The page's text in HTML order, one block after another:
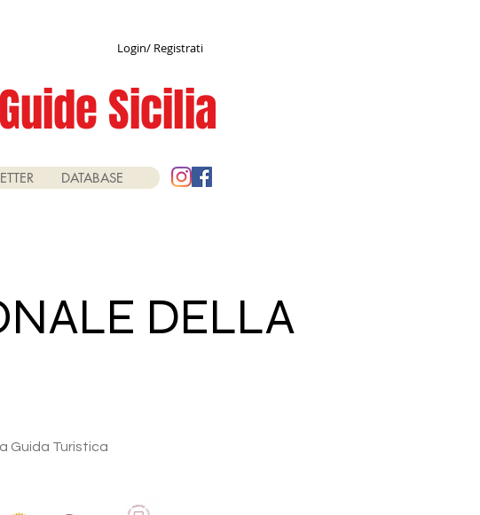
Login/ Registrati
Sicilia
DATABASE
DELLA
Guida Turistica